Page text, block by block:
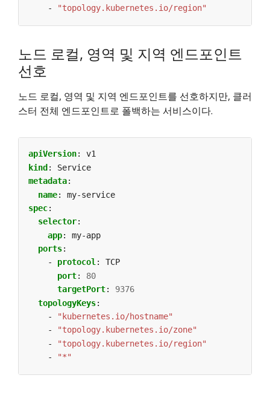
-
"topology.kubernetes.io/region"
노드 로컬, 영역 및 지역 엔드포인트
선호
노드 로컬, 영역 및 지역 엔드포인트를 선호하지만, 클러
스터 전체 엔드포인트로 폴백하는 서비스이다.
apiVersion:
v1
kind :
Service
metadata:
name:
my-service
spec:
selector:
app:
my-app
ports:
- protocol:
TCP
port:
80
targetPort:
9376
topologyKeys:
-
"kubernetes.io/hostname"
-
"topology.kubernetes.io/zone"
-
"topology.kubernetes.io/region"
-
"*"